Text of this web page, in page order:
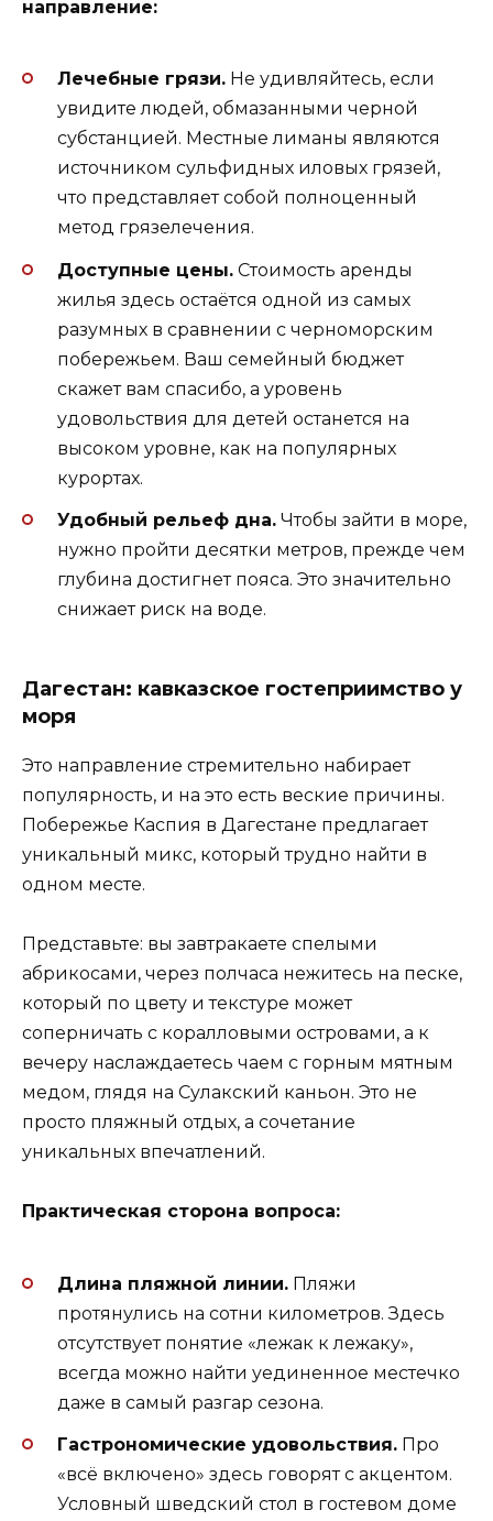
направление:
Лечебные грязи. Не удивляйтесь, если
увидите людей, обмазанными черной
субстанцией. Местные лиманы являются
источником сульфидных иловых грязей,
что представляет собой полноценный
метод грязелечения.
Доступные цены. Стоимость аренды
жилья здесь остаётся одной из самых
разумных в сравнении с черноморским
побережьем. Ваш семейный бюджет
скажет вам спасибо, а уровень
удовольствия для детей останется на
высоком уровне, как на популярных
курортах.
Удобный рельеф дна. Чтобы зайти в море,
нужно пройти десятки метров, прежде чем
глубина достигнет пояса. Это значительно
снижает риск на воде.
Дагестан: кавказское гостеприимство у
моря
Это направление стремительно набирает
популярность, и на это есть веские причины.
Побережье Каспия в Дагестане предлагает
уникальный микс, который трудно найти в
одном месте.
Представьте: вы завтракаете спелыми
абрикосами, через полчаса нежитесь на песке,
который по цвету и текстуре может
соперничать с коралловыми островами, а к
вечеру наслаждаетесь чаем с горным мятным
медом, глядя на Сулакский каньон. Это не
просто пляжный отдых, а сочетание
уникальных впечатлений.
Практическая сторона вопроса:
Длина пляжной линии. Пляжи
протянулись на сотни километров. Здесь
отсутствует понятие «лежак к лежаку»,
всегда можно найти уединенное местечко
даже в самый разгар сезона.
Гастрономические удовольствия. Про
«всё включено» здесь говорят с акцентом.
Условный шведский стол в гостевом доме